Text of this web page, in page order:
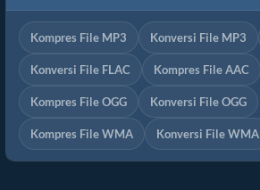
Kompres File MP3 Konversi File MP3
Konversi File FLAC Kompres File AAC
Kompres File OGG Konversi File OGG
Kompres File WMA Konversi File WMA